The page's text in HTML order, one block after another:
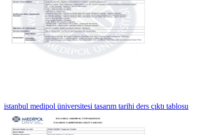
istanbul medipol üniversitesi tasarım tarihi ders çıktı tablosu